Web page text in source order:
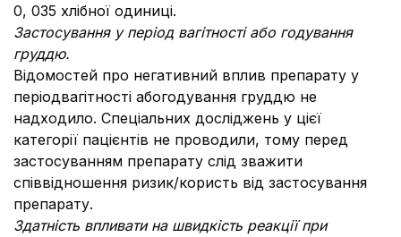
0, 035 хлібної одиниці.
Застосування у період вагітності або годування
груддю.
Відомостей про негативний вплив препарату у
періодвагітності абогодування груддю не
надходило. Спеціальних досліджень у цієї
категорії пацієнтів не проводили, тому перед
застосуванням препарату слід зважити
співвідношення ризик/користь від застосування
препарату.
Здатність впливати на швидкість реакції при